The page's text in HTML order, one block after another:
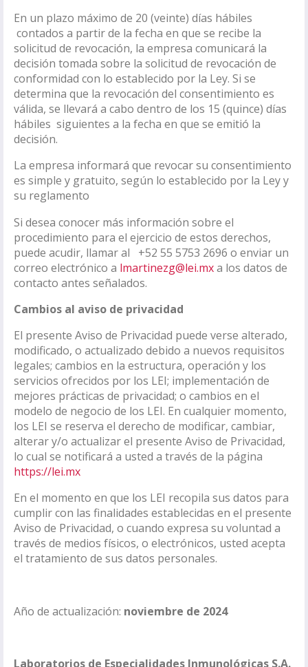
En un plazo máximo de 20 (veinte) días hábiles
contados a partir de la fecha en que se recibe la
solicitud de revocación, la empresa comunicará la
decisión tomada sobre la solicitud de revocación de
conformidad con lo establecido por la Ley. Si se
determina que la revocación del consentimiento es
válida, se llevará a cabo dentro de los 15 (quince) días
hábiles siguientes a la fecha en que se emitió la
decisión.
La empresa informará que revocar su consentimiento
es simple y gratuito, según lo establecido por la Ley y
su reglamento
Si desea conocer más información sobre el
procedimiento para el ejercicio de estos derechos,
puede acudir, llamar al +52 55 5753 2696 o enviar un
correo electrónico a lmartinezg@lei.mxa los datos de
contacto antes señalados.
Cambios al aviso de privacidad
El presente Aviso de Privacidad puede verse alterado,
modificado, o actualizado debido a nuevos requisitos
legales; cambios en la estructura, operación y los
servicios ofrecidos por los LEI; implementación de
mejores prácticas de privacidad; o cambios en el
modelo de negocio de los LEI. En cualquier momento,
los LEI se reserva el derecho de modificar, cambiar,
alterar y/o actualizar el presente Aviso de Privacidad,
lo cual se notificará a usted a través de la página
https://lei.mx
En el momento en que los LEI recopila sus datos para
cumplir con las finalidades establecidas en el presente
Aviso de Privacidad, o cuando expresa su voluntad a
través de medios físicos, o electrónicos, usted acepta
el tratamiento de sus datos personales.
Año de actualización: noviembre de 2024
Laboratorios de Especialidades Inmunológicas S.A.